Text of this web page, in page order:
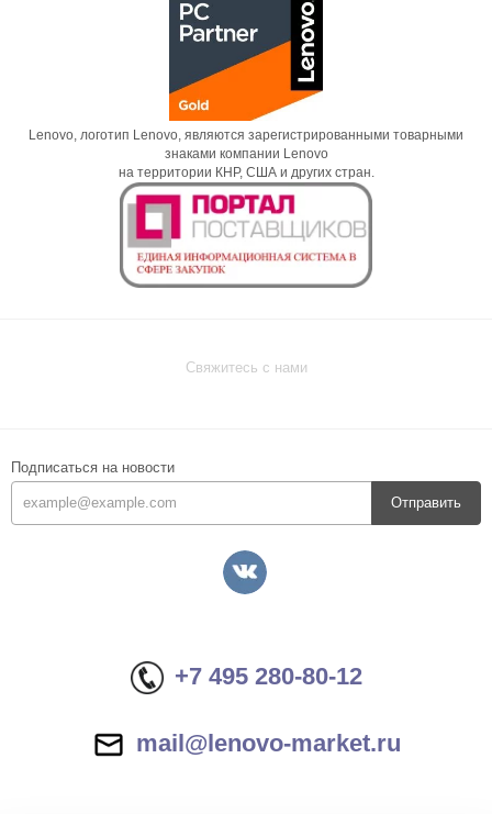
Lenovo, логотип Lenovo, являются зарегистрированными товарными
знаками компании Lenovo
на территории КНР, США и других стран.
Свяжитесь с нами
Подписаться на новости
Отправить
+7 495 280-80-12
mail@lenovo-market.ru